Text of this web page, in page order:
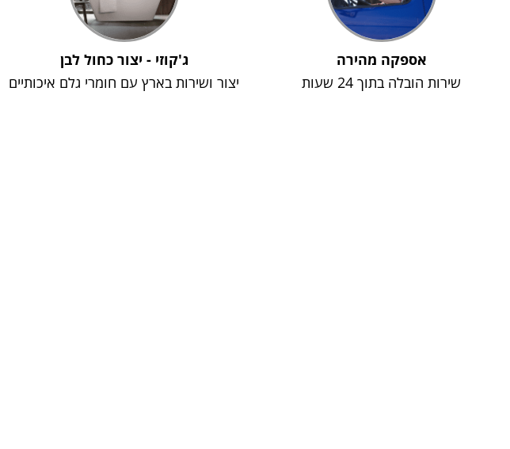
אספקה מהירה
שירות הובלה בתוך 24 שעות
ג'קוזי - יצור כחול לבן
יצור ושירות בארץ עם חומרי גלם איכותיים